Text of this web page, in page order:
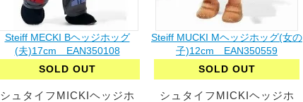
Steiff MECKI Bヘッジホッグ
(夫)17cm EAN350108
SOLD OUT
シュタイフMICKIヘッジホ
Steiff MUCKI Mヘッジホッグ(女の
子)12cm EAN350559
SOLD OUT
シュタイフMICKIヘッジホ